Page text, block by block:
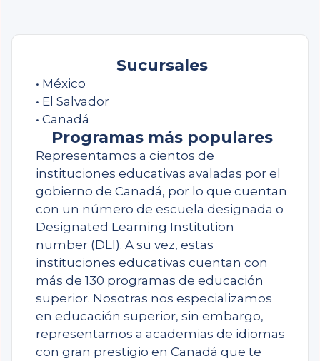
Sucursales
• México
• El Salvador
• Canadá
Programas más populares
Representamos a cientos de
instituciones educativas avaladas por el
gobierno de Canadá, por lo que cuentan
con un número de escuela designada o
Designated Learning Institution
number (DLI). A su vez, estas
instituciones educativas cuentan con
más de 130 programas de educación
superior. Nosotras nos especializamos
en educación superior, sin embargo,
representamos a academias de idiomas
con gran prestigio en Canadá que te